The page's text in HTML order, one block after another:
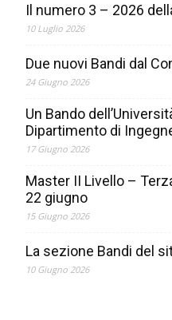
Il numero 3 – 2026
10 Luglio 2026
Due nuovi Bandi dal
24 Giugno 2026
Un Bando
Dipartimento di
17 Giugno 2026
Master II Livello –
22 giugno
15 Giugno 2026
La sezione Bandi del
10 Giugno 2026